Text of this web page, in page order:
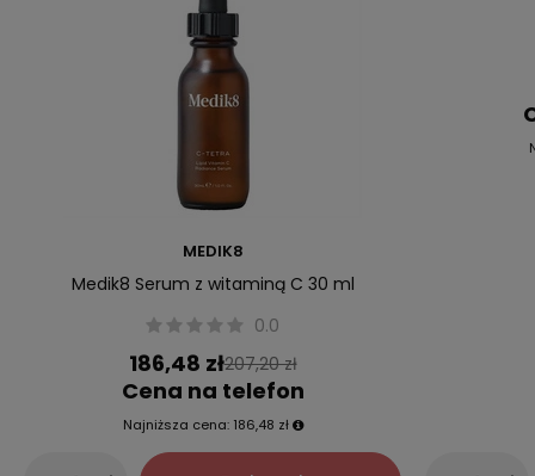
MEDIK8
Medik8 Serum z witaminą C 30 ml
0.0
186,48 zł207,20 zł
Cena na telefon
Najniższa cena: 186,48 zł